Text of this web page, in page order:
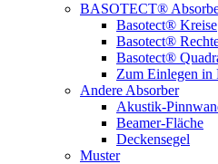
BASOTECT®
Basotect® Kreise
Basotect®
Basotect®
Zum Einlegen in
Andere Absorber
Akustik-
Beamer-Fläche
Deckensegel
Muster